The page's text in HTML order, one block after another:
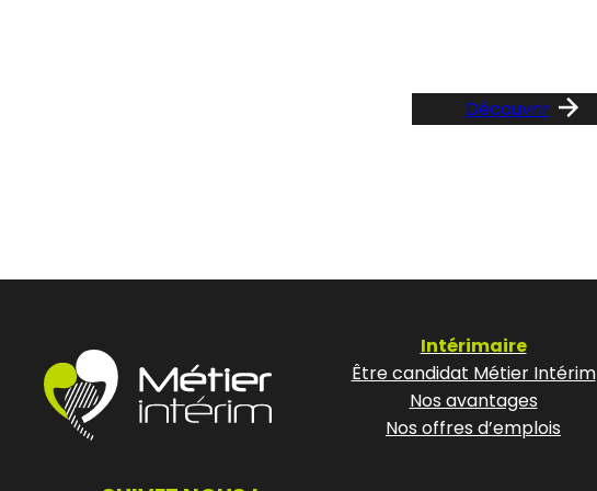
Découvrir
Intérimaire
Être candidat Métier Intérim
Nos avantages
Nos offres d’emplois